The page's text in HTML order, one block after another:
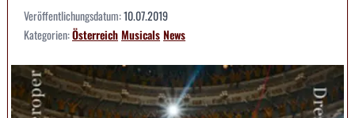
Veröffentlichungsdatum:10.07.2019
Kategorien:ÖsterreichMusicalsNews